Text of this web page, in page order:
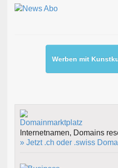
Werben mit
Internetnamen, Domains
» Jetzt .ch oder .swiss